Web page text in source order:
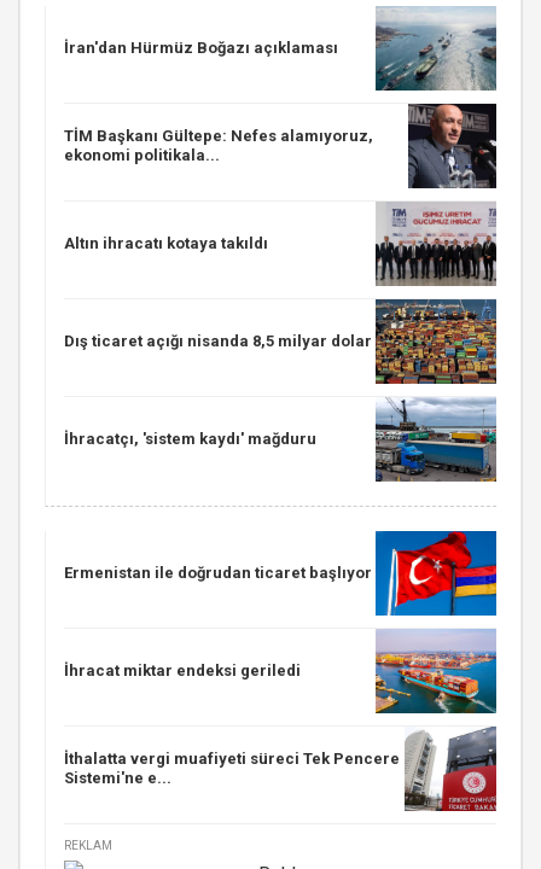
İran'dan Hürmüz Boğazı açıklaması
TİM Başkanı Gültepe: Nefes alamıyoruz,
ekonomi politikala...
Altın ihracatı kotaya takıldı
Dış ticaret açığı nisanda 8,5 milyar dolar
İhracatçı, 'sistem kaydı' mağduru
Ermenistan ile doğrudan ticaret başlıyor
İhracat miktar endeksi geriledi
İthalatta vergi muafiyeti süreci Tek Pencere
Sistemi'ne e...
REKLAM